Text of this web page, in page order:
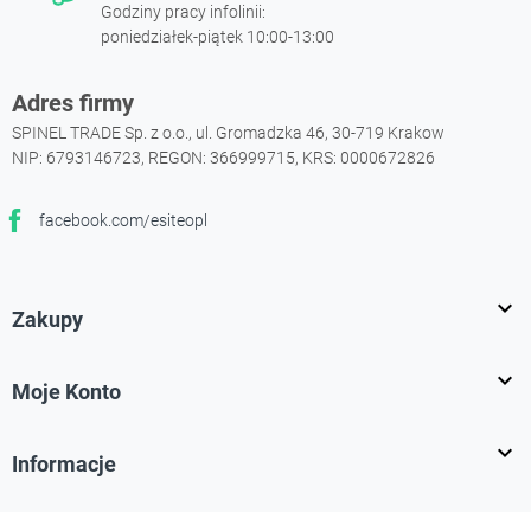
Godziny pracy infolinii:
poniedziałek-piątek 10:00-13:00
Adres firmy
SPINEL TRADE Sp. z o.o., ul. Gromadzka 46, 30-719 Krakow
NIP: 6793146723, REGON: 366999715, KRS: 0000672826
facebook.com/esiteopl
Facebook
Zakupy 
Moje Konto 
Informacje 